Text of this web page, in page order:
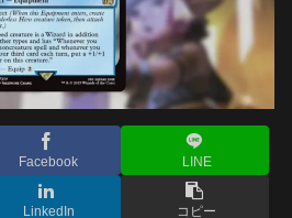
Facebook LINE
LinkedIn コピー